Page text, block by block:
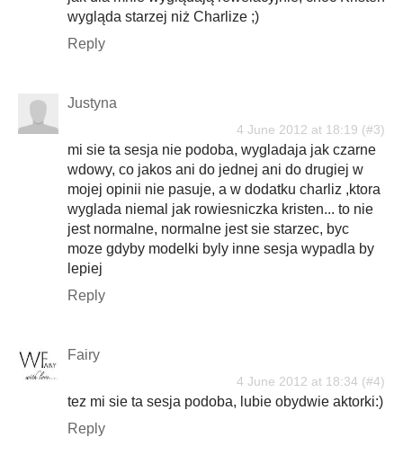
wygląda starzej niż Charlize ;)
Reply
Justyna
4 June 2012 at 18:19
mi sie ta sesja nie podoba, wygladaja jak czarne
wdowy, co jakos ani do jednej ani do drugiej w
mojej opinii nie pasuje, a w dodatku charliz ,ktora
wyglada niemal jak rowiesniczka kristen... to nie
jest normalne, normalne jest sie starzec, byc
moze gdyby modelki byly inne sesja wypadla by
lepiej
Reply
Fairy
4 June 2012 at 18:34
tez mi sie ta sesja podoba, lubie obydwie aktorki:)
Reply